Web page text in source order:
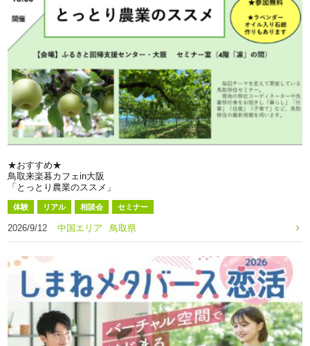
★おすすめ★
鳥取来楽暮カフェin大阪
「とっとり農業のススメ」
体験 リアル 相談会 セミナー
2026/9/12 中国エリア 鳥取県